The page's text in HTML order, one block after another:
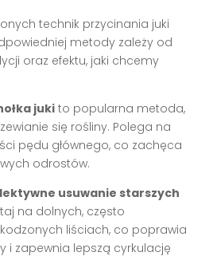
technik przycinania juki
metody zależy od
oraz efektu, jaki chcemy
juki to popularna metoda,
się rośliny. Polega na
pędu głównego, co zachęca
odrostów.
usuwanie starszych
na dolnych, często
liściach, co poprawia
i zapewnia lepszą cyrkulację